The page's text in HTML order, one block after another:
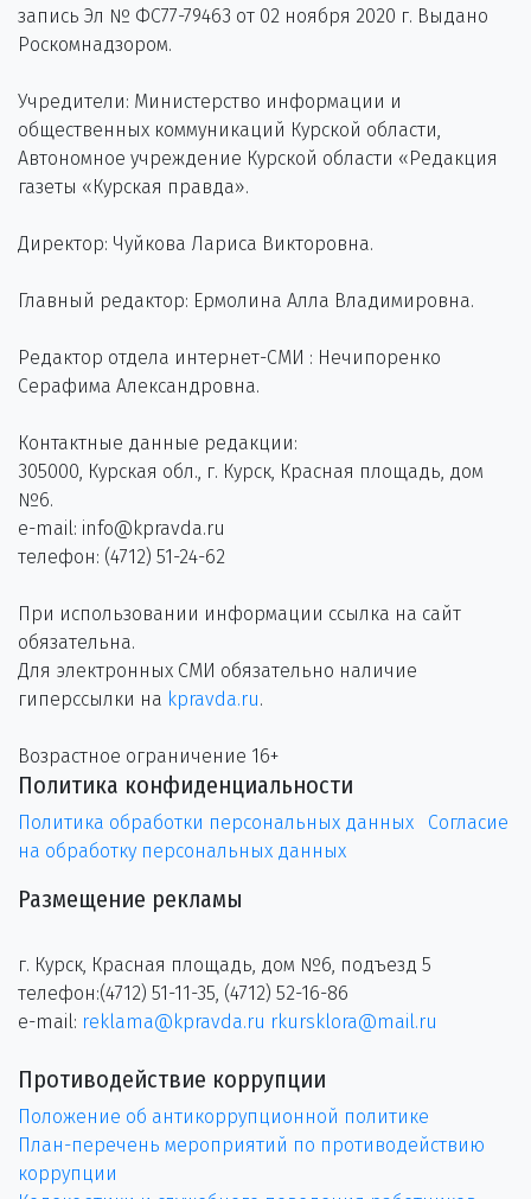
запись Эл № ФС77-79463 от 02 ноября 2020 г. Выдано
Роскомнадзором.
Учредители: Министерство информации и
общественных коммуникаций Курской области,
Автономное учреждение Курской области «Редакция
газеты «Курская правда».
Директор: Чуйкова Лариса Викторовна.
Главный редактор: Ермолина Алла Владимировна.
Редактор отдела интернет-СМИ : Нечипоренко
Серафима Александровна.
Контактные данные редакции:
305000, Курская обл., г. Курск, Красная площадь, дом
№6.
e-mail: info@kpravda.ru
телефон: (4712) 51-24-62
При использовании информации ссылка на сайт
обязательна.
Для электронных СМИ обязательно наличие
гиперссылки на kpravda.ru.
Возрастное ограничение 16+
Политика конфиденциальности
Политика обработки персональных данных
Согласие
на обработку персональных данных
Размещение рекламы
г. Курск, Красная площадь, дом №6, подъезд 5
телефон:(4712) 51-11-35, (4712) 52-16-86
e-mail: reklama@kpravda.ru rkursklora@mail.ru
Противодействие коррупции
Положение об антикоррупционной политике
План-перечень мероприятий по противодействию
коррупции